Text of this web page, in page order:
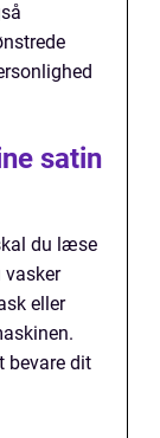
satin
du læse
vasker
eller
bevare dit